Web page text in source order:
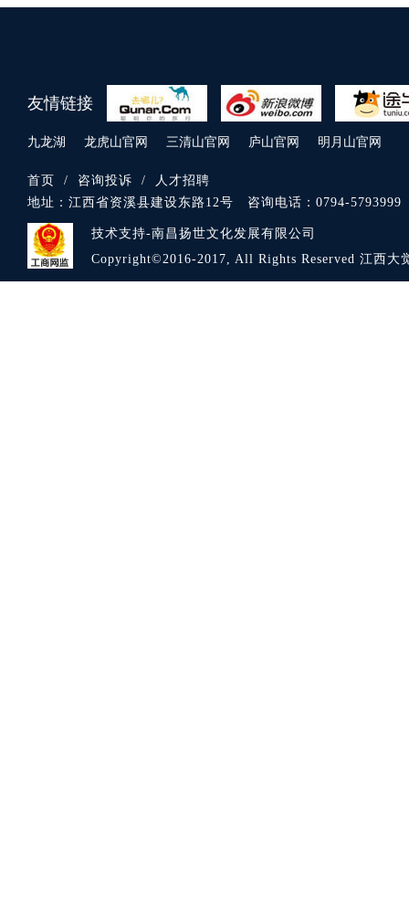
友情链接
九龙湖 龙虎山官网 三清山官网 庐山官网 明月山官网
首页 / 咨询投诉 /
人才招聘
地址： 江西省资溪县建设东路12号 咨询电话： 0794-5793999
技术支持-南昌扬世文化发展有限公司
Copyright©2016-2017, All Rights Reserved 江西